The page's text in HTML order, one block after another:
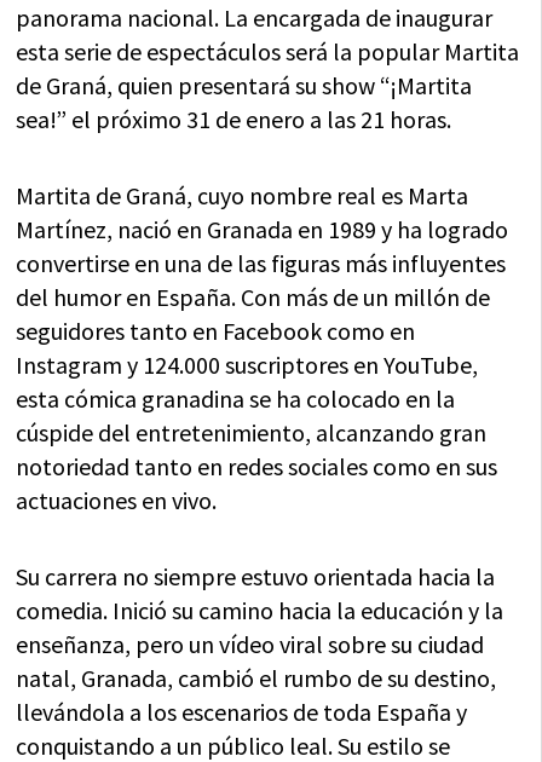
panorama nacional. La encargada de inaugurar
esta serie de espectáculos será la popular Martita
de Graná, quien presentará su show “¡Martita
sea!” el próximo 31 de enero a las 21 horas.
Martita de Graná, cuyo nombre real es Marta
Martínez, nació en Granada en 1989 y ha logrado
convertirse en una de las figuras más influyentes
del humor en España. Con más de un millón de
seguidores tanto en Facebook como en
Instagram y 124.000 suscriptores en YouTube,
esta cómica granadina se ha colocado en la
cúspide del entretenimiento, alcanzando gran
notoriedad tanto en redes sociales como en sus
actuaciones en vivo.
Su carrera no siempre estuvo orientada hacia la
comedia. Inició su camino hacia la educación y la
enseñanza, pero un vídeo viral sobre su ciudad
natal, Granada, cambió el rumbo de su destino,
llevándola a los escenarios de toda España y
conquistando a un público leal. Su estilo se